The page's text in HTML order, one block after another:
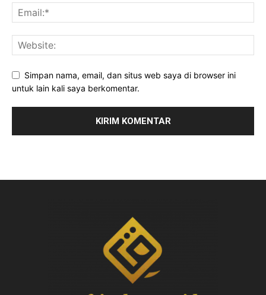
Simpan nama, email, dan situs web saya di browser ini
untuk lain kali saya berkomentar.